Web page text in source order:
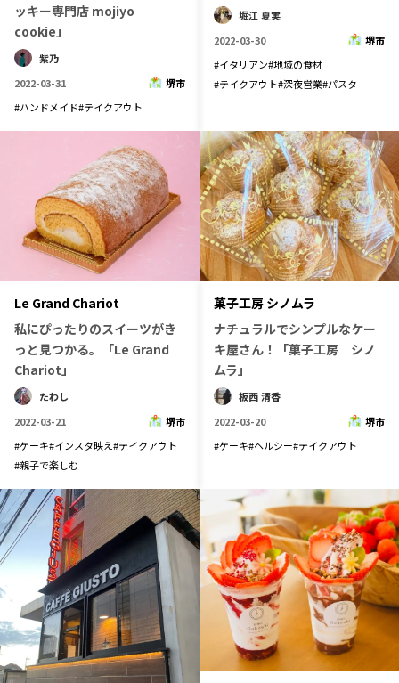
ッキー専門店 mojiyo
cookie」
紫乃
2022-03-31
堺市
#ハンドメイド#テイクアウト
堀江 夏実
2022-03-30
堺市
#イタリアン#地域の食材
#テイクアウト#深夜営業#パスタ
Le Grand Chariot
私にぴったりのスイーツがき
っと見つかる。「Le Grand
Chariot」
たわし
2022-03-21
堺市
#ケーキ#インスタ映え#テイクアウト
#親子で楽しむ
菓子工房 シノムラ
ナチュラルでシンプルなケー
キ屋さん！「菓子工房 シノ
ムラ」
板西 清香
2022-03-20
堺市
#ケーキ#ヘルシー#テイクアウト